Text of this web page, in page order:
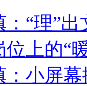
“理”
上的“
：小屏